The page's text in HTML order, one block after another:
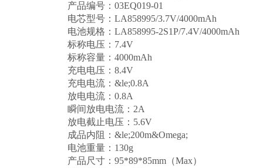
产品编号：03EQ019-01
电芯型号：LA858995/3.7V/4000mAh
电池规格：LA858995-2S1P/7.4V/4000mAh
标称电压：7.4V
标称容量：4000mAh
充电电压：8.4V
充电电流：&le;0.8A
放电电流：0.8A
瞬间放电电流：2A
放电截止电压：5.6V
成品内阻：&le;200m&Omega;
电池重量：130g
产品尺寸：95*89*85mm（Max）